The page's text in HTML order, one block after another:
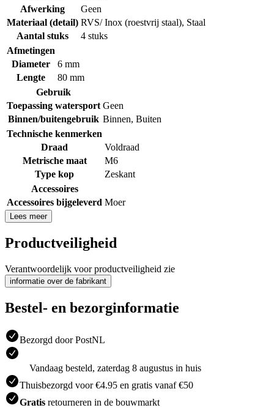
Afwerking
Geen
Materiaal (detail) RVS/ Inox (roestvrij staal), Staal
Aantal stuks
4 stuks
Afmetingen
Diameter
6 mm
Lengte
80 mm
Gebruik
Toepassing watersport Geen
Binnen/buitengebruik Binnen, Buiten
Technische kenmerken
Draad
Voldraad
Metrische maat
M6
Type kop
Zeskant
Accessoires
Accessoires bijgeleverd Moer
Lees meer
Productveiligheid
Verantwoordelijk voor productveiligheid zie
informatie over de fabrikant
Bestel- en bezorginformatie
Bezorgd door PostNL
Vandaag besteld, zaterdag 8 augustus in huis
Thuisbezorgd voor €4.95 en gratis vanaf €50
Gratis retourneren in de bouwmarkt